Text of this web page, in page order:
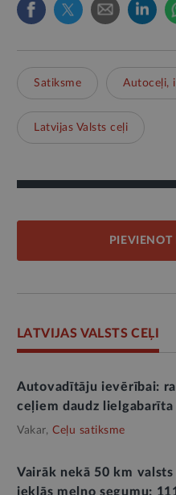
Satiksme Autoceļi,
Latvijas Valsts ceļi
LATVIJAS VALSTS CEĻI
Autovadītāju ievērībai:
ceļiem daudz
Vakar, Ceļu satiksme
Vairāk nekā 50 km
ieklās melno segumu;